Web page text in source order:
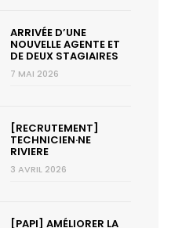
ARRIVÉE D’UNE
NOUVELLE AGENTE ET
DE DEUX STAGIAIRES
7 MAI 2026
[RECRUTEMENT]
TECHNICIEN·NE
RIVIERE
3 AVRIL 2026
[PAPI] AMÉLIORER LA